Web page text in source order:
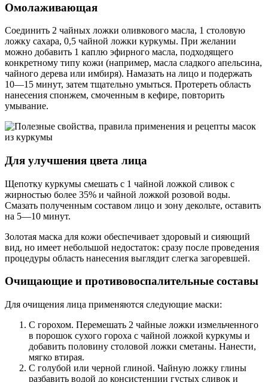
Омолаживающая
Соединить 2 чайных ложки оливкового масла, 1 столовую
ложку сахара, 0,5 чайной ложки куркумы. При желании
можно добавить 1 каплю эфирного масла, подходящего
конкретному типу кожи (например, масла сладкого апельсина,
чайного дерева или имбиря). Намазать на лицо и подержать
10—15 минут, затем тщательно умыться. Протереть область
нанесения спонжем, смоченным в кефире, повторить
умывание.
Для улучшения цвета лица
Щепотку куркумы смешать с 1 чайной ложкой сливок с
жирностью более 35% и чайной ложкой розовой воды.
Смазать полученным составом лицо и зону декольте, оставить
на 5—10 минут.
Золотая маска для кожи обеспечивает здоровый и сияющий
вид, но имеет небольшой недостаток: сразу после проведения
процедуры область нанесения выглядит слегка загоревшей.
Очищающие и противовоспалительные составы
Для очищения лица применяются следующие маски:
С горохом. Перемешать 2 чайные ложки измельченного
в порошок сухого гороха с чайной ложкой куркумы и
добавить половину столовой ложки сметаны. Нанести,
мягко втирая.
С голубой или черной глиной. Чайную ложку глины
разбавить водой до консистенции густых сливок и